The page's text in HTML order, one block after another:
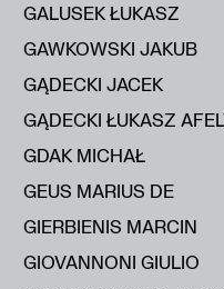
GALUSEK ŁUKASZ
GAWKOWSKI JAKUB
GĄDECKI JACEK
GĄDECKI ŁUKASZ
GDAK MICHAŁ
GEUS MARIUS DE
GIERBIENIS MARCIN
GIOVANNONI GIULIO